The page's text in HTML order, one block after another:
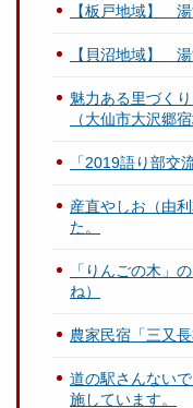
【板戸地域】
【貝沼地域】
魅力ある里づく
（大仙市大沢郷宿
「2019語り部交
産直やしお（由
た。
「りんごの木」
ね）
農家民宿「三又
道の駅さんない
施しています。